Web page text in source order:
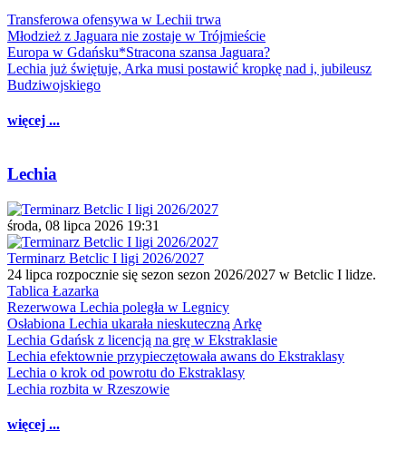
Transferowa ofensywa w Lechii trwa
Młodzież z Jaguara nie zostaje w Trójmieście
Europa w Gdańsku*Stracona szansa Jaguara?
Lechia już świętuje, Arka musi postawić kropkę nad i, jubileusz
Budziwojskiego
więcej ...
Lechia
środa, 08 lipca 2026 19:31
Terminarz Betclic I ligi 2026/2027
24 lipca rozpocznie się sezon sezon 2026/2027 w Betclic I lidze.
Tablica Łazarka
Rezerwowa Lechia poległa w Legnicy
Osłabiona Lechia ukarała nieskuteczną Arkę
Lechia Gdańsk z licencją na grę w Ekstraklasie
Lechia efektownie przypieczętowała awans do Ekstraklasy
Lechia o krok od powrotu do Ekstraklasy
Lechia rozbita w Rzeszowie
więcej ...